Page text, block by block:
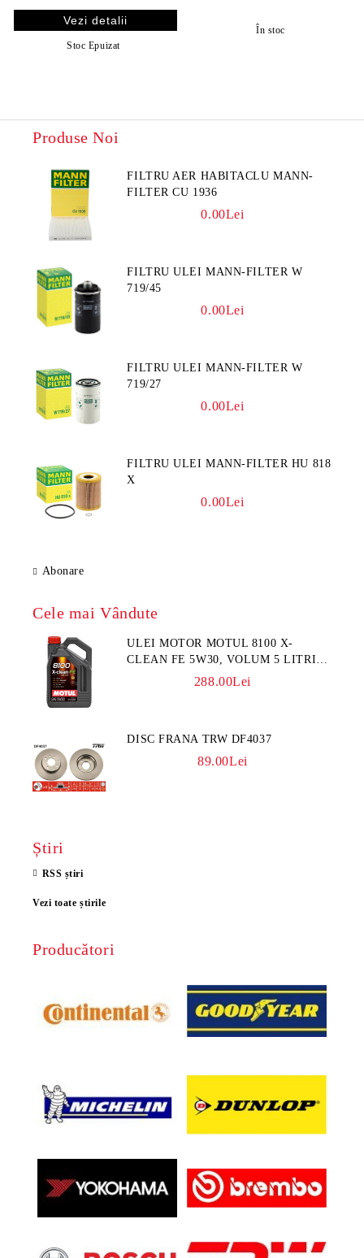
Vezi detalii
Stoc Epuizat
În stoc
Produse Noi
FILTRU AER HABITACLU MANN-
FILTER CU 1936
0.00Lei
FILTRU ULEI MANN-FILTER W
719/45
0.00Lei
FILTRU ULEI MANN-FILTER W
719/27
0.00Lei
FILTRU ULEI MANN-FILTER HU 818
X
0.00Lei
Abonare
Cele mai Vândute
ULEI MOTOR MOTUL 8100 X-
CLEAN FE 5W30, VOLUM 5 LITRI,
288.00Lei
DISC FRANA TRW DF4037
89.00Lei
Știri
RSS știri
Vezi toate știrile
Producători